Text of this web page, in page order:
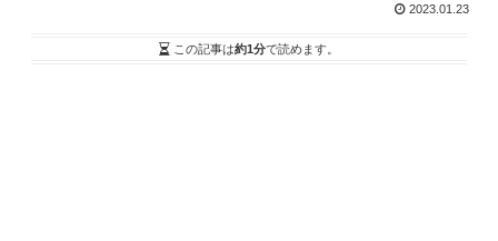
2023.01.23
この記事は約1分で読めます。